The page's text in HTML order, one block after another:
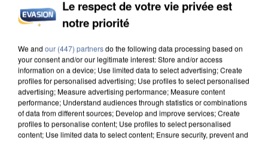
MAFIA INTERPELLÉ EN ALGÉRIE
Le respect de votre vie privée est
notre priorité
We and our (447) partnersdo the following data processing based on
your consent and/or our legitimate interest: Store and/or access
information on a device; Use limited data to select advertising; Create
profiles for personalised advertising; Use profiles to select personalised
advertising; Measure advertising performance; Measure content
performance; Understand audiences through statistics or combinations
of data from different sources; Develop and improve services; Create
profiles to personalise content; Use profiles to select personalised
content; Use limited data to select content; Ensure security, prevent and